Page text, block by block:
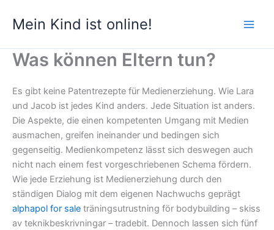
InhaltMein Kind ist online!
Was können Eltern tun?
Es gibt keine Patentrezepte für Medienerziehung. Wie Lara
und Jacob ist jedes Kind anders. Jede Situation ist anders.
Die Aspekte, die einen kompetenten Umgang mit Medien
ausmachen, greifen ineinander und bedingen sich
gegenseitig. Medienkompetenz lässt sich deswegen auch
nicht nach einem fest vorgeschriebenen Schema fördern.
Wie jede Erziehung ist Medienerziehung durch den
ständigen Dialog mit dem eigenen Nachwuchs geprägt
alphapol for sale träningsutrustning för bodybuilding – skiss
av teknikbeskrivningar – tradebit. Dennoch lassen sich fünf